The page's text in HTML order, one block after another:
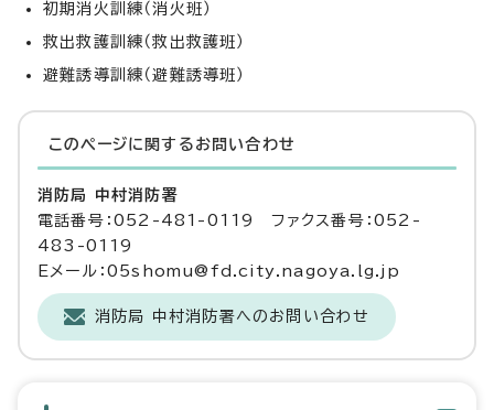
初期消火訓練（消火班）
救出救護訓練（救出救護班）
避難誘導訓練（避難誘導班）
このページに関する お問い合わせ
消防局 中村消防署
電話番号：052-481-0119 ファクス番号：052-
483-0119
Eメール：05shomu@fd.city.nagoya.lg.jp
消防局 中村消防署へのお問い合わせ